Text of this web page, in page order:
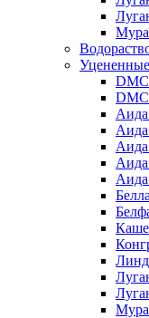
DMC
DMC
Аида
Аида
Аида
Аида
Аида